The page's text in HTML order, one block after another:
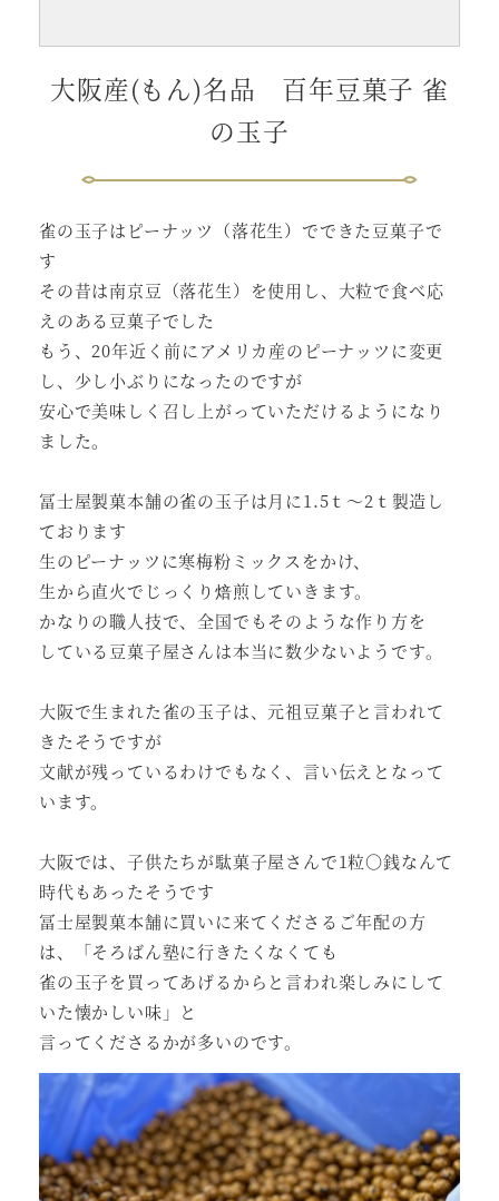
大阪産(もん)名品 百年豆菓子 雀
の玉子
雀の玉子はピーナッツ（落花生）でできた豆菓子で
す
その昔は南京豆（落花生）を使用し、大粒で食べ応
えのある豆菓子でした
もう、20年近く前にアメリカ産のピーナッツに変更
し、少し小ぶりになったのですが
安心で美味しく召し上がっていただけるようになり
ました。
冨士屋製菓本舗の雀の玉子は月に1.5ｔ～2ｔ製造し
ております
生のピーナッツに寒梅粉ミックスをかけ、
生から直火でじっくり焙煎していきます。
かなりの職人技で、全国でもそのような作り方を
している豆菓子屋さんは本当に数少ないようです。
大阪で生まれた雀の玉子は、元祖豆菓子と言われて
きたそうですが
文献が残っているわけでもなく、言い伝えとなって
います。
大阪では、子供たちが駄菓子屋さんで1粒〇銭なんて
時代もあったそうです
冨士屋製菓本舗に買いに来てくださるご年配の方
は、「そろばん塾に行きたくなくても
雀の玉子を買ってあげるからと言われ楽しみにして
いた懐かしい味」と
言ってくださるかが多いのです。